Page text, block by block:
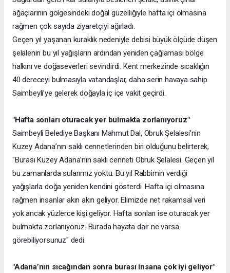
ağaçlarının gölgesindeki doğal güzelliğiyle hafta içi olmasına
rağmen çok sayıda ziyaretçiyi ağırladı.
Geçen yıl yaşanan kuraklık nedeniyle debisi büyük ölçüde düşen
şelalenin bu yıl yağışların ardından yeniden çağlaması bölge
halkını ve doğaseverleri sevindirdi. Kent merkezinde sıcaklığın
40 dereceyi bulmasıyla vatandaşlar, daha serin havaya sahip
Saimbeyli’ye gelerek doğayla iç içe vakit geçirdi.
"Hafta sonları oturacak yer bulmakta zorlanıyoruz"
Saimbeyli Belediye Başkanı Mahmut Dal, Obruk Şelalesi’nin
Kuzey Adana’nın saklı cennetlerinden biri olduğunu belirterek,
"Burası Kuzey Adana’nın saklı cenneti Obruk Şelalesi. Geçen yıl
bu zamanlarda sularımız yoktu. Bu yıl Rabbimin verdiği
yağışlarla doğa yeniden kendini gösterdi. Hafta içi olmasına
rağmen insanlar akın akın geliyor. Elimizde net rakamsal veri
yok ancak yüzlerce kişi geliyor. Hafta sonları ise oturacak yer
bulmakta zorlanıyoruz. Burada hayata dair ne varsa
görebiliyorsunuz" dedi.
"Adana’nın sıcağından sonra burası insana çok iyi geliyor"